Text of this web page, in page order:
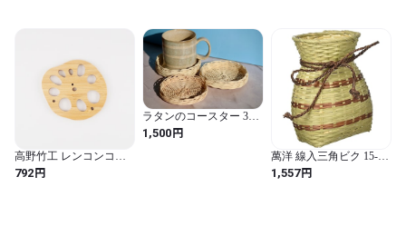
高野竹工 レンコンコー
スター
792円
ラタンのコースター 3枚
セット（IC260321）
1,500円
萬洋 線入三角ビク 15-
116
1,557円